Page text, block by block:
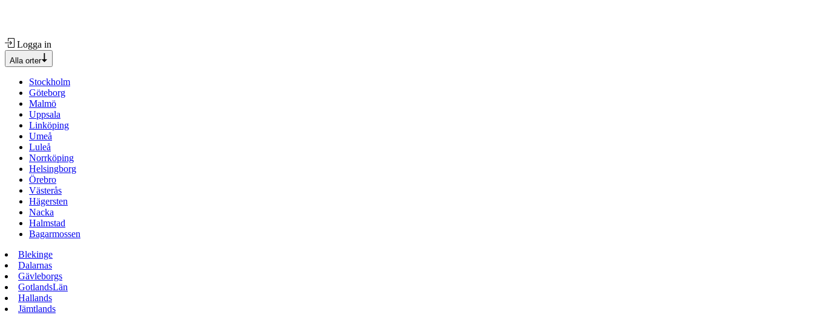
Logga in
Alla orter
Stockholm
Göteborg
Malmö
Uppsala
Linköping
Umeå
Luleå
Norrköping
Helsingborg
Örebro
Västerås
Hägersten
Nacka
Halmstad
Bagarmossen
Blekinge
Dalarnas
Gävleborgs
GotlandsLän
Hallands
Jämtlands